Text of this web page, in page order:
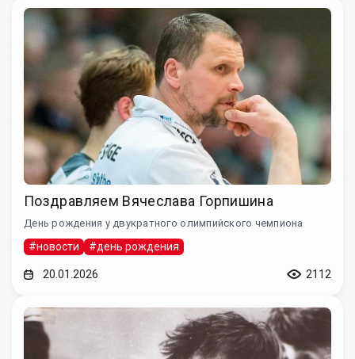
Поздравляем Вячеслава Горпишина
День рождения у двукратного олимпийского чемпиона
#новости #день рождения
20.01.2026 2112